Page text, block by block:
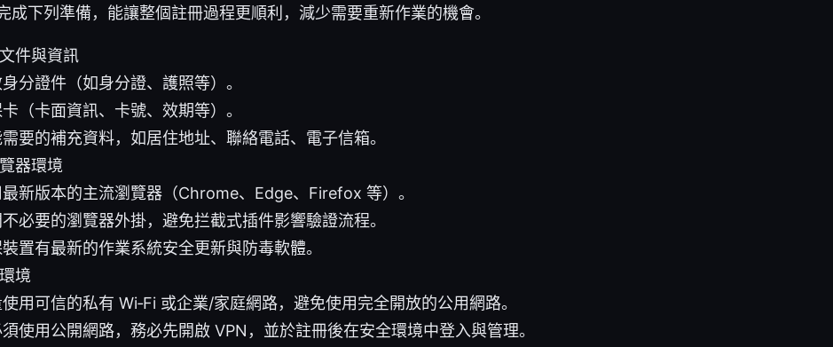
成下列準備，能讓整個註冊過程更順利，減少需要重新作業的機會。
件與資訊
分證件（如身分證、護照等）。
（卡面資訊、卡號、效期等）。
要的補充資料，如居住地址、聯絡電話、電子信箱。
器環境
新版本的主流瀏覽器（Chrome、Edge、Firefox 等）。
必要的瀏覽器外掛，避免拦截式插件影響驗證流程。
置有最新的作業系統安全更新與防毒軟體。
境
用可信的私有 Wi‑Fi 或企業/家庭網路，避免使用完全開放的公用網路。
使用公開網路，務必先開啟 VPN，並於註冊後在安全環境中登入與管理。